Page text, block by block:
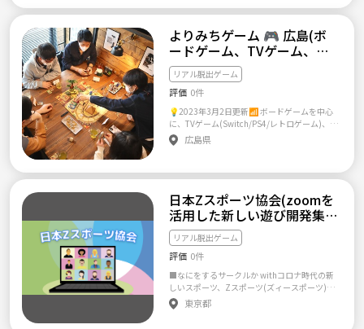
━━━━━━━━━━━ 〜〜〜〜〜〜〜 前
日まで 〜〜〜〜〜〜〜 ①管理人がイベント
を作ります。開催日時を確認のうえ申し込みく
ださい。 〜〜〜〜〜〜〜 当日
〜〜〜〜〜〜〜 ②開始時刻に会場に集合し
てください。 ③謎解きや脱出ゲームを楽しみ
ます！ ④イベント終了後、近くの飲食店で交
流会(任意)をします。参加されない方はその場
で解散となります。 ━━━━━━━━━━━
━━━━━━━━━━ ⚠️注意事項⚠️ ━━━━
━━━━━━━━━━━━━━━━━ 下記の
ルールをよく読んで頂き、ご参加下さい。 ・
す。自分だけルールがわかっているからといっ
ワークビジネス（MLM）の勧誘・営業をしな
いこと。 ・保険、不動産、投資などの勧誘・
営業をしないこと。 ・出会い、ナンパ目的で
の参加をしないこと。 ・他の参加者に迷惑行
為（セクハラ、暴力など）をしないこと。 ・
写真を撮影する時は相手の同意を得てくださ
い。 ・出来るだけ当日のキャンセルはおやめ
ください。ペナルティはありませんが悪質な
場合は退会していただきます。 参加する際は
これらのルールを承諾したものとみなします。
よりみちゲーム 🎮️ 広島(ボ
ードゲーム、TVゲーム、リ
アル脱出etc)
リアル脱出ゲーム
評価 0件
💡2023年3月2日更新📶 ボードゲームを中心
に、TVゲーム(Switch/PS4/レトロゲーム)、リ
アル脱出ゲーム、マーダーミステリーなど、
みんなで楽しく遊ぶゲームサークルです☺️ ◇
が周りにいない😢 ◇ボードゲームやゲームに
い！ ◇友達を作りたい！ ◇学校、会社以外の
新しいコミュニティーに入りたい！ そんな方
にぜひ参加してもらいたいです！ みんなで楽
しみたい、これから色々なゲームを知ってい
きたい！という人向けかもしれません。 サー
クル参加は 【質問、お問い合わせページ】に
て 「参加希望です！」とご連絡ください。 追
って返信させていただきますので、気軽に申
請をしてくださいね🙋 ★イベント情報【過去
5回】★ ○【終了】2023年2月26日(日) 親睦
広島県
日本Zスポーツ協会(zoomを
活用した新しい遊び開発集
団)
リアル脱出ゲーム
評価 0件
■なにをするサークルか withコロナ時代の新
しいスポーツ、Zスポーツ(ズィースポーツ)。
Zスポーツとは、zoom(ビデオ通話)を用いて
行う娯楽、競技、スポーツ全般を指す言葉で
東京都